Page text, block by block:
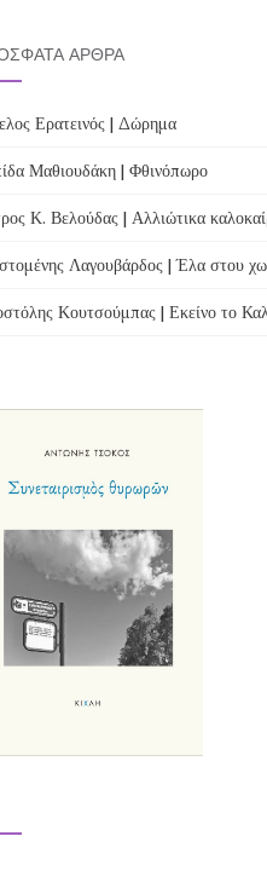
ΆΡΘΡΑ
Ερατεινός | Δώρημα
Μαθιουδάκη | Φθινόπωρο
Κ. Βελούδας | Αλλιώτικα
Λαγουβάρδος | Έλα στου
Κουτσούμπας | Εκείνο το